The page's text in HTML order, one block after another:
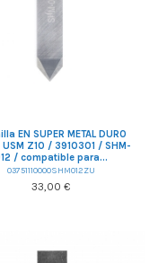
EN SUPER METAL DURO
USM Z10 / 3910301 / SHM-
/ compatible para...
03751110000SHM012ZU
33,00 €